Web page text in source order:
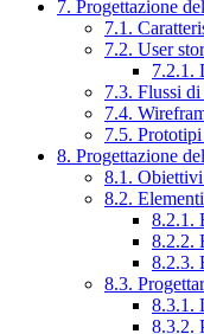
7. Progettazione
7.1.
7.2. User
7.2.1.
7.3. Flussi
7.4.
7.5.
8. Progettazione
8.1. Obiettivi
8.2.
8.2.1.
8.2.2.
8.2.3.
8.3.
8.3.1.
8.3.2.